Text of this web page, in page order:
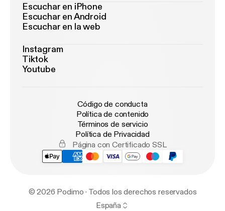
Escuchar en iPhone
Escuchar en Android
Escuchar en la web
Instagram
Tiktok
Youtube
Código de conducta
Política de contenido
Términos de servicio
Política de Privacidad
Página con Certificado SSL
© 2026 Podimo · Todos los derechos reservados
España